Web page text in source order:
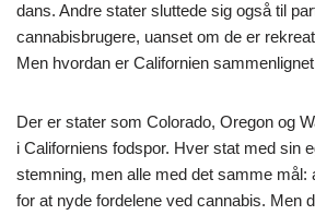
dans. Andre stater sluttede sig også til
cannabisbrugere, uanset om de er
Men hvordan er Californien
Der er stater som Colorado, Oregon og
i Californiens fodspor. Hver stat med sin
stemning, men alle med det samme mål:
for at nyde fordelene ved cannabis. Men